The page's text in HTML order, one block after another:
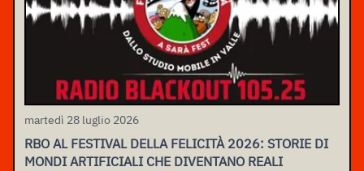
martedì 28 luglio 2026
RBO AL FESTIVAL DELLA FELICITÀ 2026: STORIE DI
MONDI ARTIFICIALI CHE DIVENTANO REALI